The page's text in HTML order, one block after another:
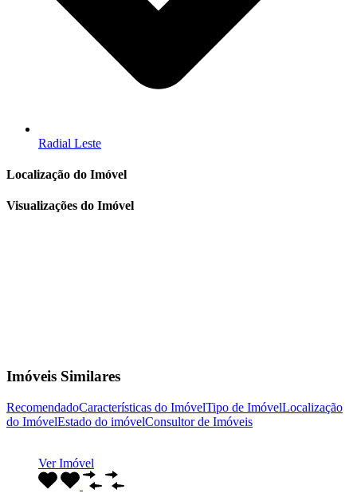
Radial Leste
Localização do Imóvel
Visualizações do Imóvel
Imóveis Similares
RecomendadoCaracterísticas do ImóvelTipo de ImóvelLocalização
do ImóvelEstado do imóvelConsultor de Imóveis
Ver Imóvel